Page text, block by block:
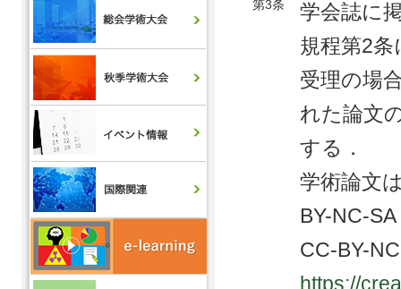
第3条
学会誌に
規程第2
受理の場
れた論文
する．
学術論文
BY-NC-
CC-BY-
https://